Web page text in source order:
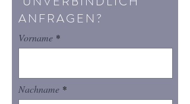
ANFRAGEN?
Vorname
Nachname